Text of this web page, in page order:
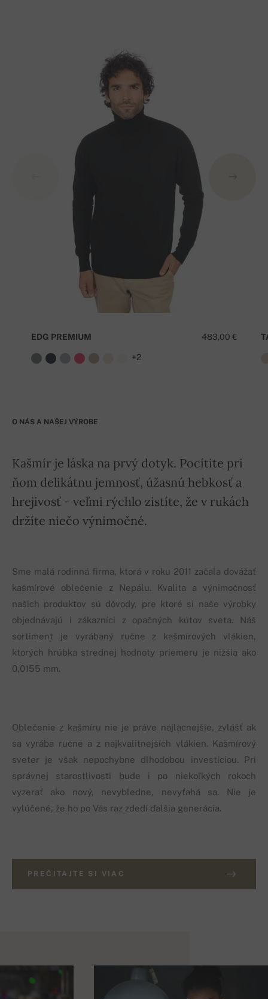
483,00 €
EDG PREMIUM
+2
O NÁS A NAŠEJ VÝROBE
Kašmír je láska na prvý dotyk. Pocítite pri
ňom delikátnu jemnosť, úžasnú hebkosť a
hrejivosť - veľmi rýchlo zistíte, že v rukách
držíte niečo výnimočné.
Sme malá rodinná firma, ktorá v roku 2011 začala dovážať
kašmírové oblečenie z Nepálu. Kvalita a výnimočnosť
našich produktov sú dôvody, pre ktoré si naše výrobky
objednávajú i zákazníci z opačných kútov sveta. Náš
sortiment je vyrábaný ručne z kašmírových vlákien,
ktorých hrúbka strednej hodnoty priemeru je nižšia ako
0,0155 mm.
Oblečenie z kašmíru nie je práve najlacnejšie, zvlášť ak
sa vyrába ručne a z najkvalitnejších vlákien. Kašmírový
sveter je však nepochybne dlhodobou investíciou. Pri
správnej starostlivosti bude i po niekoľkých rokoch
vyzerať ako nový, nevybledne, nevyťahá sa. Nie je
vylúčené, že ho po Vás raz zdedí ďalšia generácia.
PREČITAJTE SI VIAC